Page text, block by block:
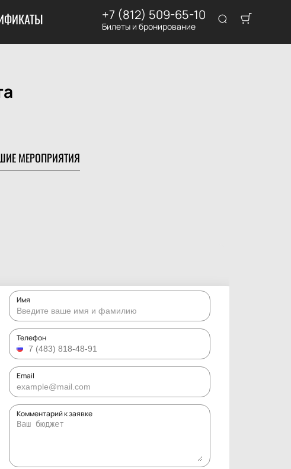
+7 (812) 509-65-10
Билеты и бронирование
МЕРОПРИЯТИЯ
Имя
Телефон
Email
Комментарий к заявке